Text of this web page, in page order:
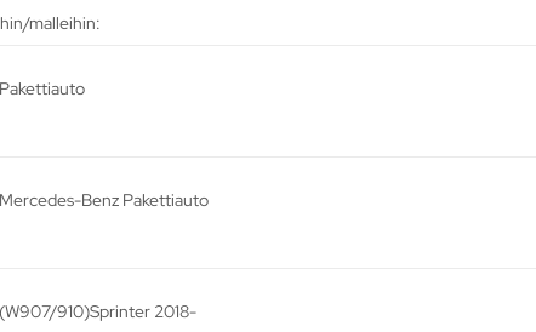
malleihin:
Pakettiauto
Mercedes-Benz Pakettiauto
(W907/910)Sprinter 2018-